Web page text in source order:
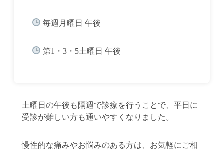
毎週月曜日 午後
第1・3・5土曜日 午後
土曜日の午後も隔週で診療を行うことで、平日に
受診が難しい方も通いやすくなりました。
慢性的な痛みやお悩みのある方は、お気軽にご相